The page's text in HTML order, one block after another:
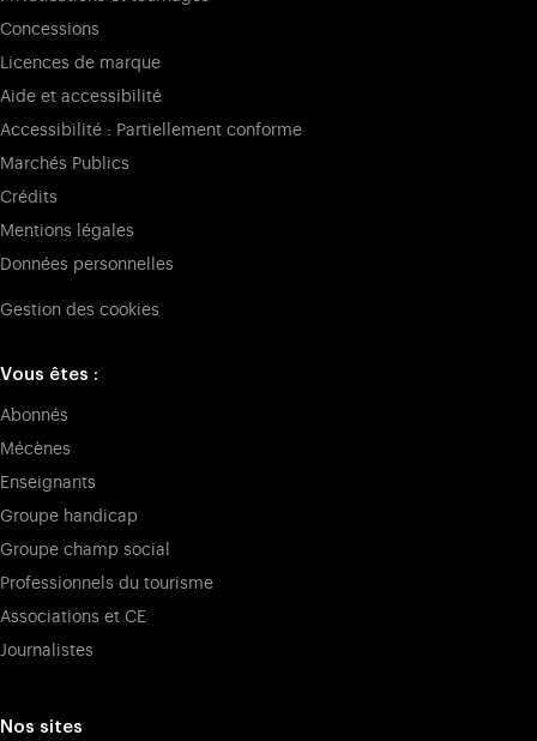
Concessions
Licences de marque
Aide et accessibilité
Accessibilité : Partiellement conforme
Marchés Publics
Crédits
Mentions légales
Données personnelles
Gestion des cookies
Vous êtes :
Abonnés
Mécènes
Enseignants
Groupe handicap
Groupe champ social
Professionnels du tourisme
Associations et CE
Journalistes
Nos sites